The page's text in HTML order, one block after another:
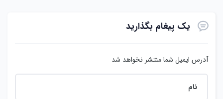
یک پیغام بگذارید
آدرس ایمیل شما منتشر نخواهد شد